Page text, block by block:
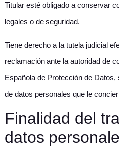
Titular esté obligado a conservar
legales o de seguridad.
Tiene derecho a la tutela judicial
reclamación ante la autoridad de
Española de Protección de
de datos personales que le
Finalidad del
datos